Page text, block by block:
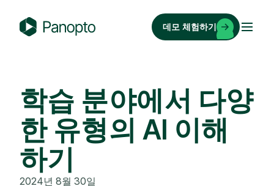
o
p
t
o
데모 체험하기
학습 분야에서 다양
한 유형의 AI 이해
하기
2024년 8월 30일